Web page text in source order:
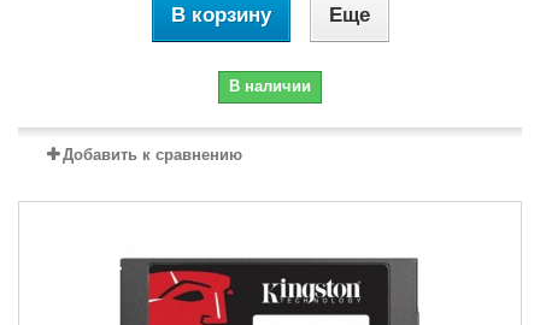
В корзину Еще
В наличии
Добавить к сравнению